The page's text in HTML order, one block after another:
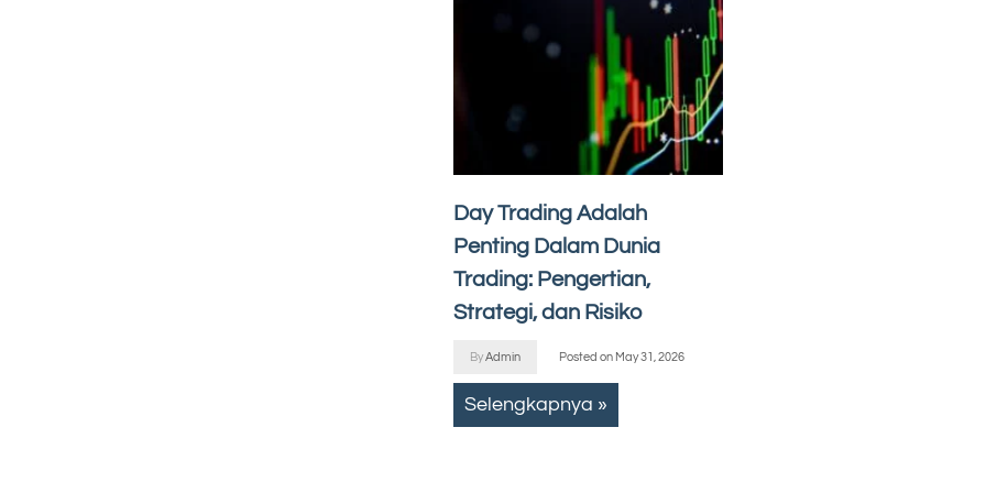
Day Trading Adalah
Penting Dalam Dunia
Trading: Pengertian,
Strategi, dan Risiko
ByAdmin Posted on May 31, 2026
Selengkapnya »